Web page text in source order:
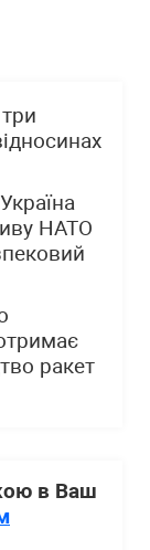
НАТО
ракет
в Ваш